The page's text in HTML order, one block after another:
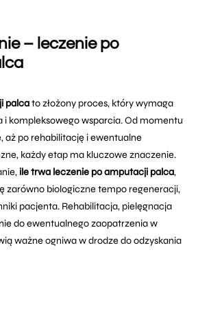
– leczenie po
palcato złożony proces, który wymaga
i kompleksowego wsparcia. Od momentu
aż po rehabilitację i ewentualne
każdy etap ma kluczowe znaczenie.
ile trwa leczenie po amputacji palca,
zarówno biologiczne tempo regeneracji,
pacjenta. Rehabilitacja, pielęgnacja
do ewentualnego zaopatrzenia w
ważne ogniwa w drodze do odzyskania